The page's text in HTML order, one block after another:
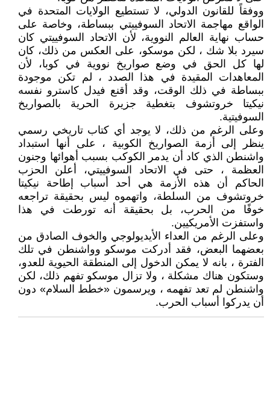
ووفقاً للقانون الدولي، لا تستطيع الولايات المتحدة في
الواقع مهاجمة الاتحاد السوفييتي ببساطة، وخاصة على
حساب نهاية العالم النووية، لأن الاتحاد السوفييتي كان
سيرد بلا شك ، لكن موسكو، على العكس من ذلك، كان
لها كل الحق في وضع صواريخ نووية في كوبا، لأن
المعاهدات المقيدة في هذا الصدد ، لم تكن موجودة
ببساطة في ذلك الوقت، وقد أقنع فيدل كاسترو نفسه
نيكيتا خروتشوف بتغطية جزيرة الحرية بالصواريخ
السوفيتية.
وعلى الرغم من ذلك، لا يوجد أي كتاب تاريخي رسمي
ينظر إلى أزمة الصواريخ الكوبية ، على أنها استبداد
واشنطن الذي كاد أن يدمر الكوكب بسبب أهوائها وجنون
العظمة ، حتى في الاتحاد السوفييتي، أعلن الحزب
الحاكم أن هذه الأزمة هي أحد أسباب إطاحة نيكيتا
خروتشوف من السلطة، واتهموه ليس بحقيقة تراجعه
خوفًا من الحرب، بل بحقيقة أنه تورطت في هذا
واستفزت الأمريكيين.
وعلى الرغم من العداء الأيديولوجي والخوف الصادق من
بعضهما البعض، فقد أدركت موسكو وواشنطن في تلك
الفترة ، بانه لا يمكن الدخول إلى المنطقة الحيوية للعدو،
وستكون هناك مشكلة ، ولا تزال موسكو تفهم ذلك، لكن
واشنطن لم تعد تفهمه ، ويرسمون «خطط السلام» دون
أن يدركوا أسباب الحرب.